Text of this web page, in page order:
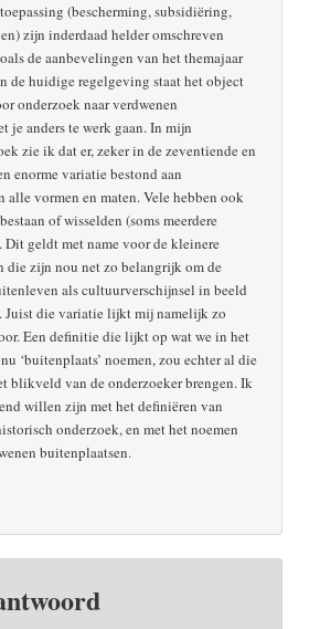
(bescherming, subsidiëring,
zijn inderdaad helder omschreven
de aanbevelingen van het themajaar
de huidige regelgeving staat het object
onderzoek naar verdwenen
je anders te werk gaan. In mijn
zie ik dat er, zeker in de zeventiende en
enorme variatie bestond aan
vormen en maten. Vele hebben ook
of wisselden (soms meerdere
geldt met name voor de kleinere
die zijn nou net zo belangrijk om de
als cultuurverschijnsel in beeld
Juist die variatie lijkt mij namelijk zo
Een definitie die lijkt op wat we in het
‘buitenplaats’ noemen, zou echter al die
blikveld van de onderzoeker brengen. Ik
willen zijn met het definiëren van
onderzoek, en met het noemen
buitenplaatsen.